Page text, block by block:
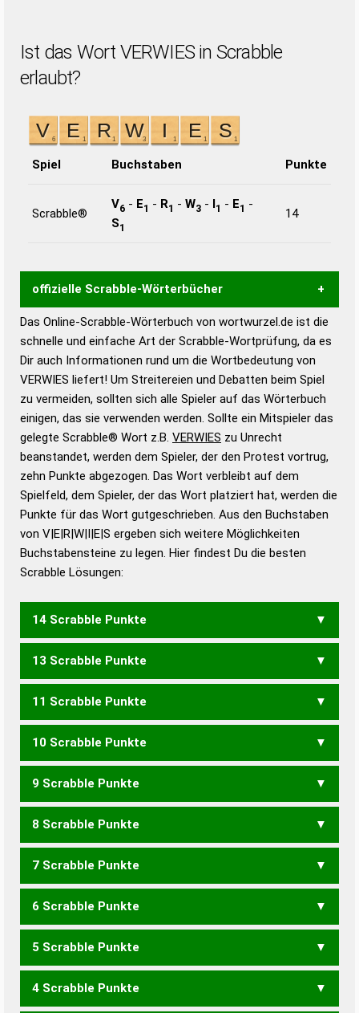
Ist das Wort VERWIES in Scrabble
erlaubt?
Spiel Buchstaben Punkte
Scrabble®
V6 - E1 - R1 - W3 - I1 - E1 -
S1
14
offizielle Scrabble-Wörterbücher
Wortwurzel liefert mit Hilfe eines semantischen
Wortanalyse-Algorithmus gute Anhaltspunkte zu
Wortbedeutung, Worttrennung und Wortform, um die
Gültigkeit eines Wortes für das Scrabble-Spiel zu
bestimmen!
zugelassene Turnier Scrabble-
Wörterbücher sind:
Duden – Standardwerk in 12 Bänden
Duden – Richtiges und gutes
Deutsch
Duden – Die deutsche Grammatik
Duden – Deutsches
Das Online-Scrabble-Wörterbuch von wortwurzel.de ist die
schnelle und einfache Art der Scrabble-Wortprüfung, da es
Dir auch Informationen rund um die Wortbedeutung von
VERWIES liefert! Um Streitereien und Debatten beim Spiel
zu vermeiden, sollten sich alle Spieler auf das Wörterbuch
einigen, das sie verwenden werden. Sollte ein Mitspieler das
gelegte Scrabble® Wort z.B. VERWIES zu Unrecht
beanstandet, werden dem Spieler, der den Protest vortrug,
zehn Punkte abgezogen. Das Wort verbleibt auf dem
Spielfeld, dem Spieler, der das Wort platziert hat, werden die
Punkte für das Wort gutgeschrieben. Aus den Buchstaben
von V|E|R|W|I|E|S ergeben sich weitere Möglichkeiten
Buchstabensteine zu legen. Hier findest Du die besten
Scrabble Lösungen:
14 Scrabble Punkte
REVIEWS VERWEIS
13 Scrabble Punkte
REVIEW VERWES
11 Scrabble Punkte
VEREIS
10 Scrabble Punkte
VWS VERSE VIERE
9 Scrabble Punkte
ERVE VERS VIER
8 Scrabble Punkte
ERWEIS WEISER WESIRE
7 Scrabble Punkte
EWERS WEISE WESER
6 Scrabble Punkte
EWER WEIS
5 Scrabble Punkte
EWE EWS RWE WER
4 Scrabble Punkte